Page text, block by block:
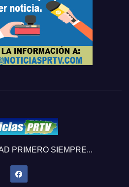
PRIMERO SIEMPRE...